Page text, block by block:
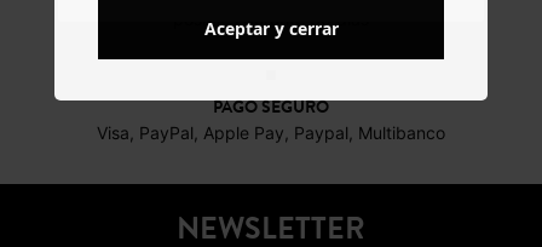
posibles durante 30 días
PAGO SEGURO
Visa, PayPal, Apple Pay, Paypal, Multibanco
NEWSLETTER
Aceptar y cerrar